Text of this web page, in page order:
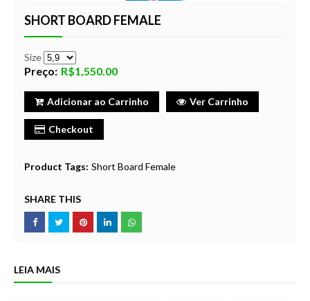
SHORT BOARD FEMALE
Size
Preço: R$1,550.00
Adicionar ao Carrinho Ver Carrinho
Checkout
Product Tags: Short Board Female
SHARE THIS
LEIA MAIS